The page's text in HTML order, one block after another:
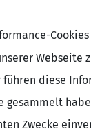
Cookies
diese
Zwecke